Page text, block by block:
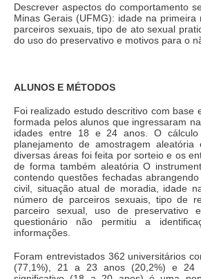
Descrever aspectos do comportamento
Minas Gerais (UFMG): idade na
parceiros sexuais, tipo de ato sexual
do uso do preservativo e motivos para o
ALUNOS E MÉTODOS
Foi realizado estudo descritivo com base
formada pelos alunos que ingressaram
idades entre 18 e 24 anos. O cálculo
planejamento de amostragem
diversas áreas foi feita por sorteio e os
de forma também aleatória O
contendo questões fechadas
civil, situação atual de moradia, idade
número de parceiros sexuais, tipo de
parceiro sexual, uso de
questionário não permitiu a
informações.
Foram entrevistados 362 universitários
(77,1%), 21 a 23 anos (20,2%) e